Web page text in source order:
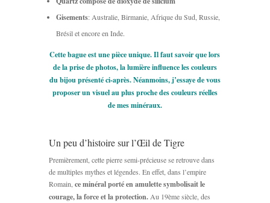
Gisements: Australie, Birmanie, Afrique du Sud, Russie,
Brésil et encore en Inde.
Cette bague est une pièce unique. Il faut savoir que lors
de la prise de photos, la lumière influence les couleurs
du bijou présenté ci-après. Néanmoins, j’essaye de vous
proposer un visuel au plus proche des couleurs réelles
de mes minéraux.
Un peu d’histoire sur l’Œil de Tigre
Premièrement, cette pierre semi-précieuse se retrouve dans
de multiples mythes et légendes. En effet, dans l’empire
Romain, ce minéral porté en amulette symbolisait le
courage, la force et la protection.Au 19ème siècle, des